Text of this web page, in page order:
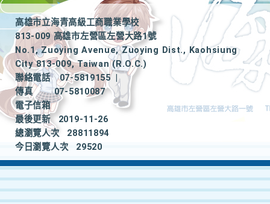
高雄市立海青高級工商職業學校
813-009 高雄市左營區左營大路1號
No.1, Zuoying Avenue, Zuoying Dist., Kaohsiung
City 813-009, Taiwan (R.O.C.)
聯絡電話
07-5819155
|
傳真
07-5810087
電子信箱
最後更新
2019-11-26
總瀏覽人次
28811894
今日瀏覽人次
29520